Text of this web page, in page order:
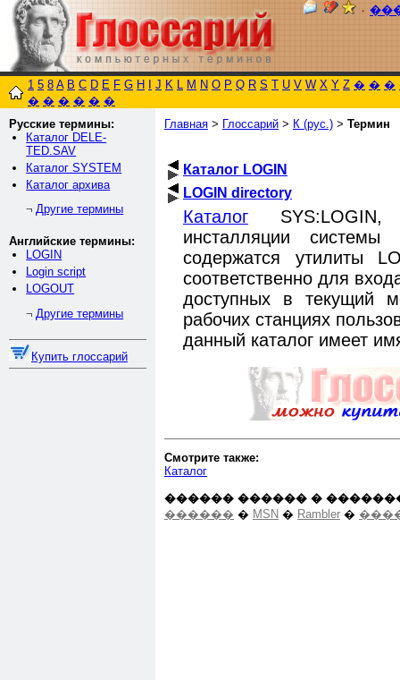
٠
1 5 8 A B C D E F G H J K L M N O P Q R S T U V W X Y Z � � �
� � � � � �
Русские термины:
Каталог DELE-
TED.SAV
Каталог SYSTEM
Каталог архива
¬ Другие термины
Английские термины:
LOGIN
Login script
LOGOUT
¬ Другие термины
Купить глоссарий
Главная > Глоссарий > К (рус.) > Термин
Каталог LOGIN
LOGIN directory
Каталог
инсталляции
содержатся утилиты
соответственно для
доступных в текущий
рабочих станциях
данный каталог имеет
Смотрите также:
Каталог
������ ������ �
������ � MSN � Rambler �